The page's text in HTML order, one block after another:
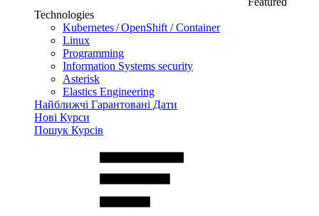
Technologies
Kubernetes / OpenShift / Container
Linux
Programming
Information Systems security
Asterisk
Elastics Engineering
Найближчі Гарантовані Дати
Нові Курси
Пошук Курсів